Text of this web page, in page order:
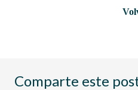
Comparte este